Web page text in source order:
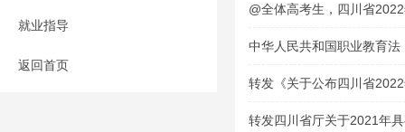
就业指导
返回首页
@全体高考生，四川省
中华人民共和国职业教育法
转发《关于公布四川省
技能考试大纲的通知》
转发四川省厅关于2021年